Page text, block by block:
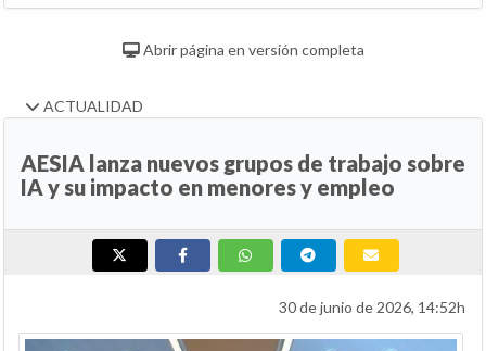
Abrir página en versión completa
ACTUALIDAD
AESIA lanza nuevos grupos de trabajo sobre
IA y su impacto en menores y empleo
30 de junio de 2026, 14:52h